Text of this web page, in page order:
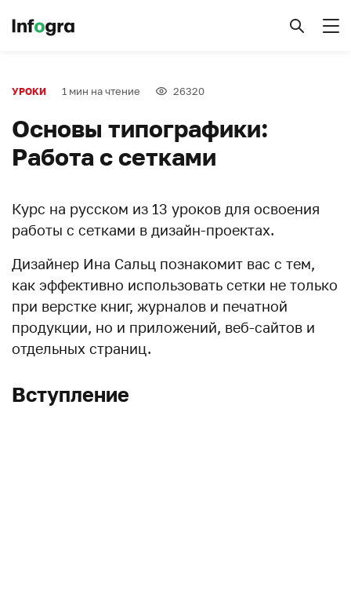
УРОКИ 1 мин на чтение 26320
Основы типографики:
Работа с сетками
Курс на русском из 13 уроков для освоения
работы с сетками в дизайн-проектах.
Дизайнер Ина Сальц познакомит вас с тем,
как эффективно использовать сетки не только
при верстке книг, журналов и печатной
продукции, но и приложений, веб-сайтов и
отдельных страниц.
Вступление